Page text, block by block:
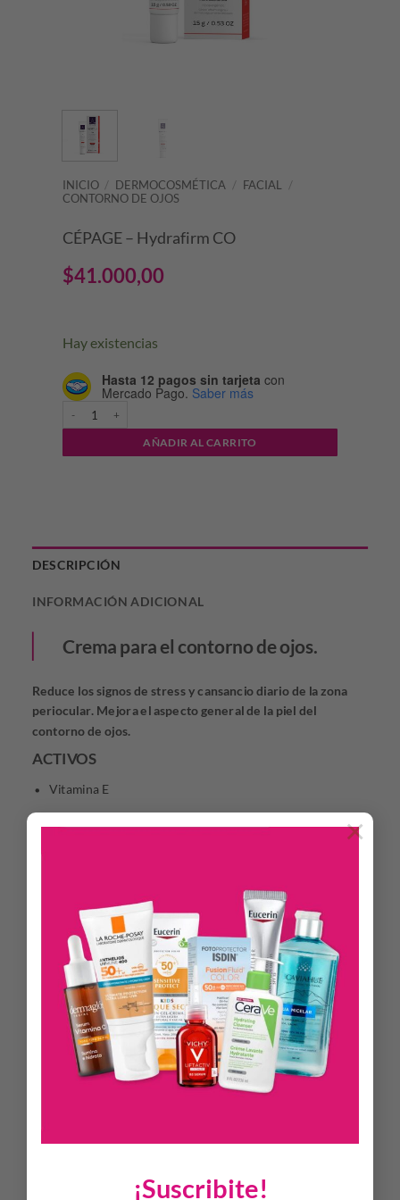
¡Suscribite!
×
INICIO / DERMOCOSMÉTICA / FACIAL /
CONTORNO DE OJOS
CÉPAGE – Hydrafirm CO
$41.000,00
Hay existencias
Hasta 12 pagos sin tarjeta con
Mercado Pago. Saber más
AÑADIR AL CARRITO
DESCRIPCIÓN
INFORMACIÓN ADICIONAL
Crema para el contorno de ojos.
Reduce los signos de stress y cansancio diario de la zona
periocular. Mejora el aspecto general de la piel del
contorno de ojos.
ACTIVOS
Vitamina E
Eyeseryl®
Mejora el aspecto general de la piel del contorno de ojos.
Su fórmula contiene Eyeseryl®, un potente principio
activo con propiedades antiedémicas y descongestivas, la
cual aplicada con masajes adecuados, refuerza la
microcirculación capilar y produce un efecto drenante,
ayudando a la eliminación de los líquidos acumulados que
favorecen la formación de bolsas debajo de los ojos.
Eyeseryl®, inhibe el proceso de glicosilación del colágeno,
aumentando la elasticidad y firmeza de la piel del contorno
de ojos. Hydrafirm CO proporciona hidratación y suavidad
la Vitamina E con los exclusivos Polifenoles de UVA, que
MODO DE USO